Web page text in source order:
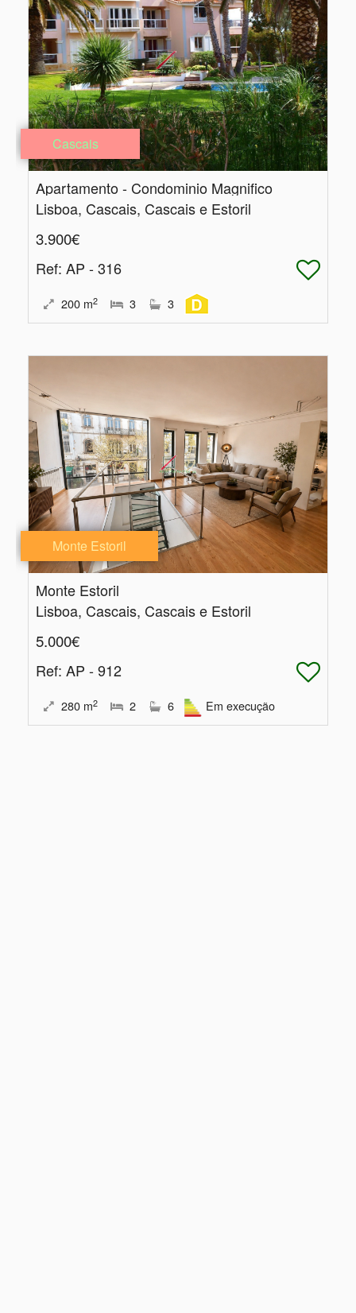
Cascais
Apartamento - Condominio Magnifico
Lisboa, Cascais, Cascais e Estoril
3.900€
Ref: AP - 316
200 m2 3 3
Monte Estoril
Monte Estoril
Lisboa, Cascais, Cascais e Estoril
5.000€
Ref: AP - 912
280 m2 2 6 Em execução